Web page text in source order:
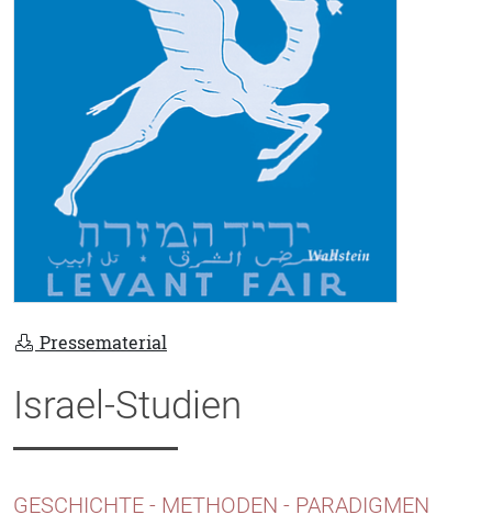
Pressematerial
Israel-Studien
GESCHICHTE - METHODEN - PARADIGMEN